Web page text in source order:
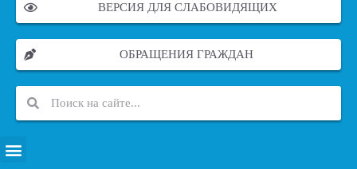
ВЕРСИЯ ДЛЯ СЛАБОВИДЯЩИХ
ОБРАЩЕНИЯ ГРАЖДАН